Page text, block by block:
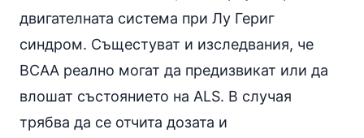
двигателната система при Лу Гериг
синдром. Същестуват и изследвания, че
BCAA реално могат да предизвикат или да
влошат състоянието на ALS. В случая
трябва да се отчита дозата и